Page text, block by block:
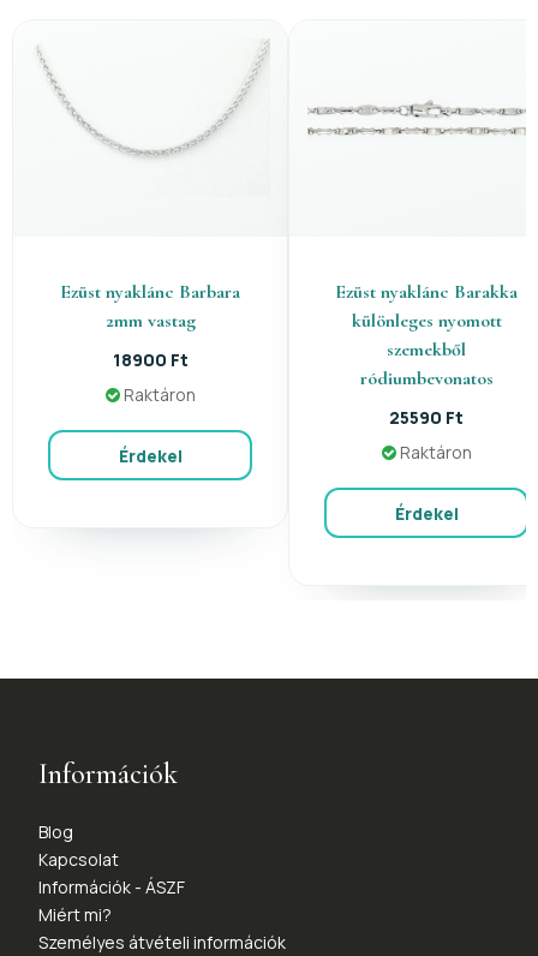
Ezüst nyaklánc Barbara
2mm vastag
18900 Ft
Raktáron
Érdekel
Ezüst nyaklánc Barakka
különleges nyomott
szemekből
ródiumbevonatos
25590 Ft
Raktáron
Érdekel
Információk
Blog
Kapcsolat
Információk - ÁSZF
Miért mi?
Személyes átvételi információk